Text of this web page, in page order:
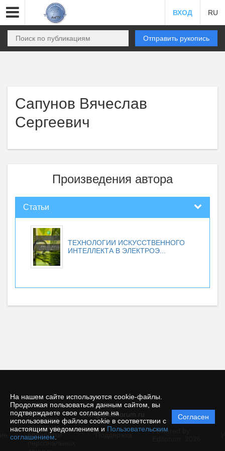
На нашем сайте используются cookie-файлы.
Продолжая пользоваться данным сайтом, вы
подтверждаете свое согласие на
использование файлов cookie в соответствии с
настоящим уведомлением и Пользовательским
соглашением
Согласен
ВХОД RU
Отправить рукопись
Сапунов Вячеслав
Сергеевич
Произведения автора
Статьи
ТЕХНОЛОГИИ ИСКУССТВЕННОГО
ИНТЕЛЛЕКТА В ЭЛЕКТРОЭ...
© angtu.editorum.ru
Политика
защиты и
обработки
Powered by